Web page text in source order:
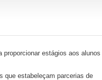
estágios aos alunos
que estabeleçam parcerias de